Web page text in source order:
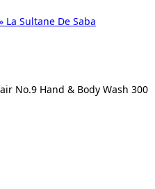
Sultane De Saba
No.9 Hand & Body Wash 300